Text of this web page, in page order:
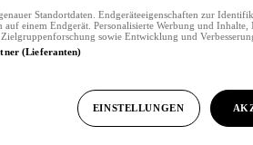
Standortdaten. Endgeräteeigenschaften zur
einem Endgerät. Personalisierte Werbung und
sowie Entwicklung und
(Lieferanten)
EINSTELLUNGEN